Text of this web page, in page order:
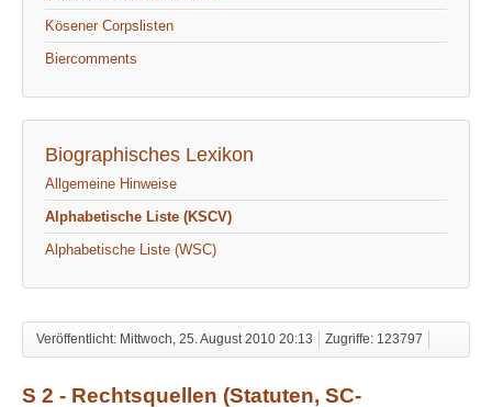
Kösener Corpslisten
Biercomments
Biographisches Lexikon
Allgemeine Hinweise
Alphabetische Liste (KSCV)
Alphabetische Liste (WSC)
Veröffentlicht: Mittwoch, 25. August 2010 20:13 Zugriffe: 123797
S 2 - Rechtsquellen (Statuten, SC-